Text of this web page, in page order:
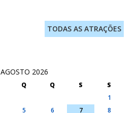
TODAS AS ATRAÇÕES
AGOSTO 2026
Q Q S
S
1
5 6 7
8